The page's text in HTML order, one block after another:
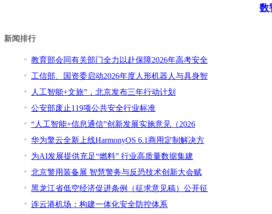
数
新闻排行
教育部会同有关部门全力以赴保障2026年高考安全
工信部、国资委启动2026年度人形机器人与具身智
人工智能+文旅”，北京发布三年行动计划
公安部废止119项公共安全行业标准
“人工智能+信息通信”创新发展实施意见（2026
华为擎云全新上线HarmonyOS 6.1商用定制解决方
为AI发展提供充足“燃料” 行业高质量数据集建
北京警用装备展 智慧警务与反恐技术创新大会赋
黑龙江省低空经济促进条例（征求意见稿）公开征
连云港机场：构建一体化安全防控体系